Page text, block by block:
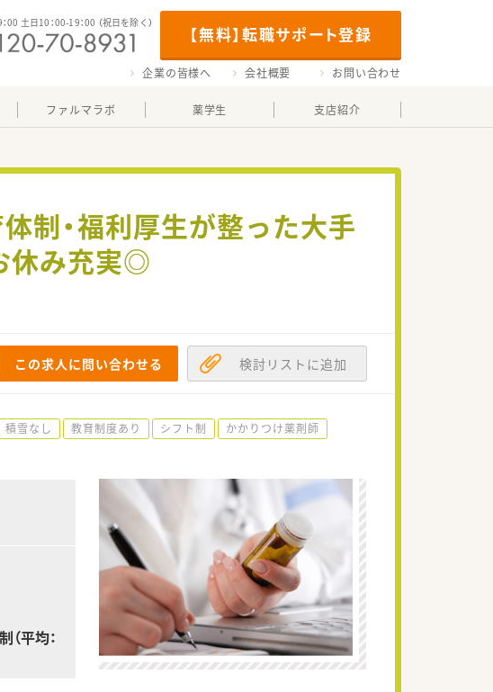
【無料】転職サポート登録
00 土日10：00-19：00 （祝日を除く）
企業の皆様へ 会社概要 お問い合わせ
ファルマラボ 薬学生 支店紹介
制・福利厚生が整った大手
休み充実◎
この求人に問い合わせる 検討リストに追加
積雪なし 教育制度あり シフト制
かかりつけ薬剤師
平均：